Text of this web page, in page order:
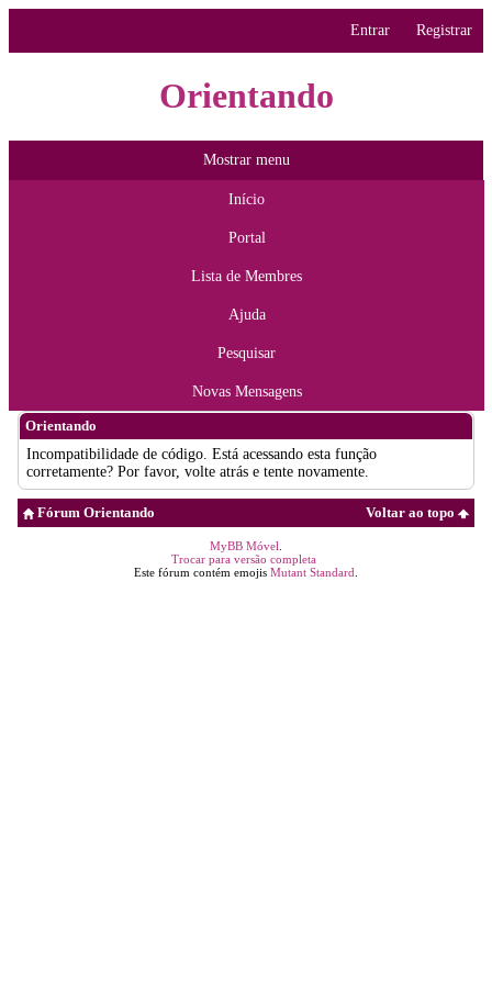
Entrar Registrar
Orientando
Mostrar menu
Início
Portal
Lista de Membres
Ajuda
Pesquisar
Novas Mensagens
Orientando
Incompatibilidade de código. Está acessando esta função
corretamente? Por favor, volte atrás e tente novamente.
Voltar ao topo
Fórum Orientando
MyBB Móvel
Trocar para versão completa
Este fórum contém emojis Mutant Standard